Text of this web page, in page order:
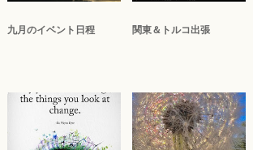
九月のイベント日程 関東＆トルコ出張